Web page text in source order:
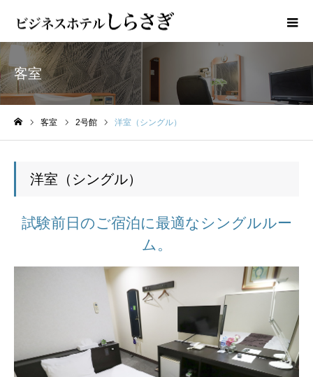
客室
客室 2号館 洋室（シングル）
洋室（シングル）
試験前日のご宿泊に最適なシングルルー
ム。